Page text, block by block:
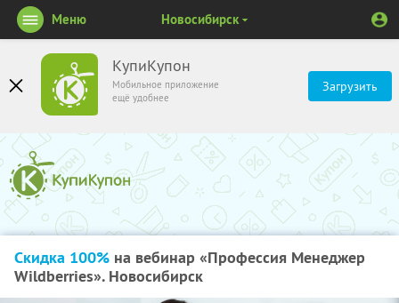
КупиКупон
Мобильное приложение
ещё удобнее
Загрузить
Меню Новосибирск
Скидка 100% на вебинар «Профессия Менеджер
Wildberries». Новосибирск